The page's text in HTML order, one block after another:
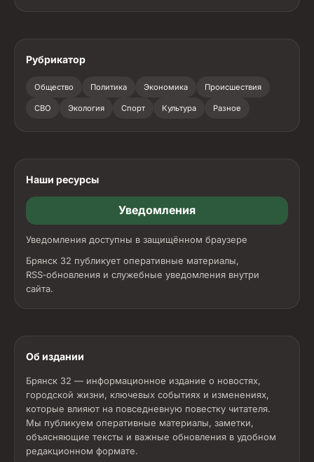
Рубрикатор
Общество Политика Экономика Происшествия
СВО Экология Спорт Культура Разное
Наши ресурсы
Уведомления
Уведомления доступны в защищённом браузере
Брянск 32 публикует оперативные материалы,
RSS‑обновления и служебные уведомления внутри
сайта.
Об издании
Брянск 32 — информационное издание о новостях,
городской жизни, ключевых событиях и изменениях,
которые влияют на повседневную повестку читателя.
Мы публикуем оперативные материалы, заметки,
объясняющие тексты и важные обновления в удобном
редакционном формате.